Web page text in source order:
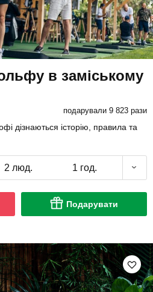
в заміському
подарували 9 823 рази
дізнаються історію, правила та
2 люд. 1 год.
Подарувати